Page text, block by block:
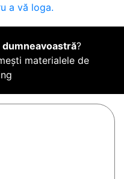
a vă loga.
dumneavoastră?
materialele de